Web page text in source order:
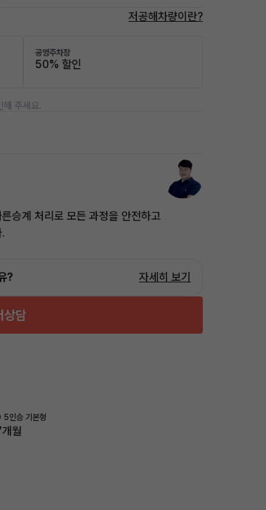
저공해차량이란?
공영주차장
50% 할인
해 주세요.
승계 처리로 모든 과정을 안전하고
? 자세히 보기
상담
인승 기본형
개월